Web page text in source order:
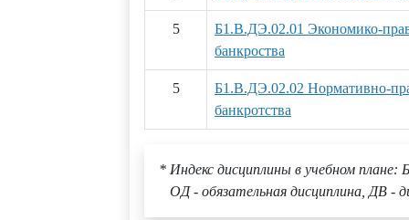
5
Б1.В.ДЭ.02.01 Экономико-
банкроства
5
Б1.В.ДЭ.02.02 Нормативно-
банкротства
* Индекс дисциплины в учебном плане:
ОД - обязательная дисциплина, ДВ -